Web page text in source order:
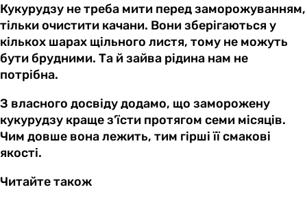
Кукурудзу не треба мити перед заморожуванням,
тільки очистити качани. Вони зберігаються у
кількох шарах щільного листя, тому не можуть
бути брудними. Та й зайва рідина нам не
потрібна.
З власного досвіду додамо, що заморожену
кукурудзу краще з’їсти протягом семи місяців.
Чим довше вона лежить, тим гірші її смакові
якості.
Читайте також